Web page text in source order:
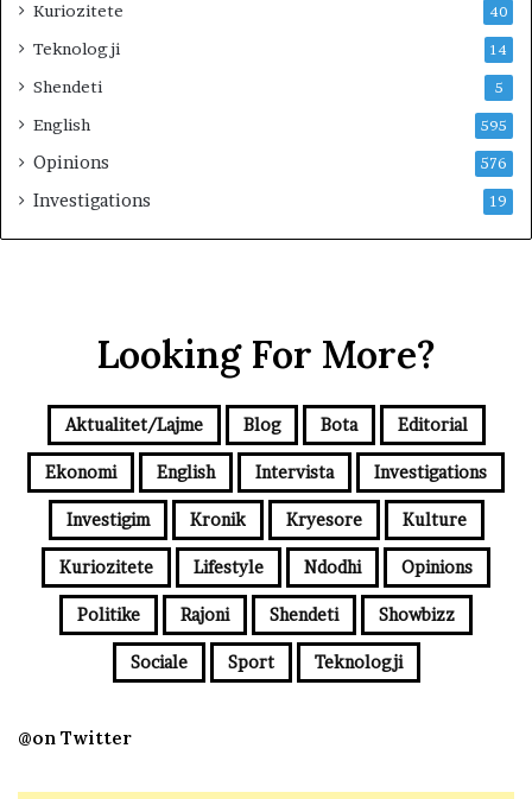
Kuriozitete 40
Teknologji 14
Shendeti 5
English 595
Opinions 576
Investigations 19
Looking For More?
Aktualitet/Lajme Blog Bota Editorial
Ekonomi English Intervista Investigations
Investigim Kronik Kryesore Kulture
Kuriozitete Lifestyle Ndodhi Opinions
Politike Rajoni Shendeti Showbizz
Sociale Sport Teknologji
@on Twitter